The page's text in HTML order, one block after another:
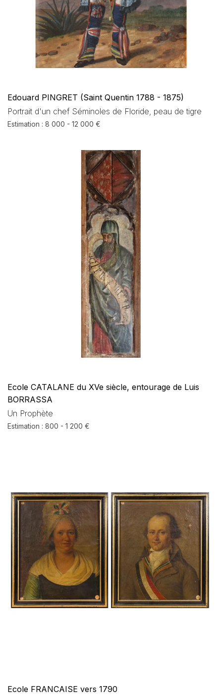
Edouard PINGRET (Saint Quentin 1788 - 1875)
Portrait d'un chef Séminoles de Floride, peau de tigre
Estimation : 8 000 - 12 000 €
Ecole CATALANE du XVe siècle, entourage de Luis
BORRASSA
Un Prophète
Estimation : 800 - 1 200 €
Ecole FRANCAISE vers 1790